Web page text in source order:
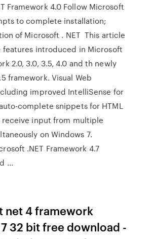
Framework 4.0 Follow Microsoft
to complete installation;
of Microsoft . NET This article
features introduced in Microsoft
2.0, 3.0, 3.5, 4.0 and th newly
framework. Visual Web
improved IntelliSense for
complete snippets for HTML
receive input from multiple
on Windows 7.
.NET Framework 4.7
...
net 4 framework
32 bit free download -